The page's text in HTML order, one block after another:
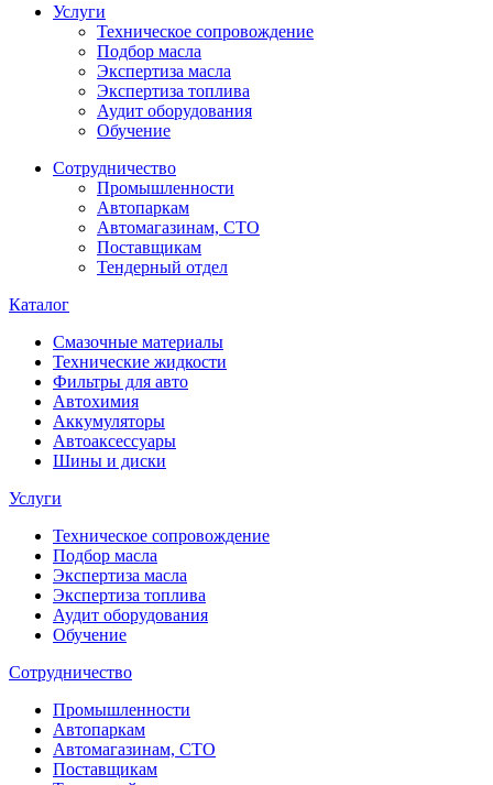
Услуги
Техническое сопровождение
Подбор масла
Экспертиза масла
Экспертиза топлива
Аудит оборудования
Обучение
Сотрудничество
Промышленности
Автопаркам
Автомагазинам, СТО
Поставщикам
Тендерный отдел
Каталог
Смазочные материалы
Технические жидкости
Фильтры для авто
Автохимия
Аккумуляторы
Автоаксессуары
Шины и диски
Услуги
Техническое сопровождение
Подбор масла
Экспертиза масла
Экспертиза топлива
Аудит оборудования
Обучение
Сотрудничество
Промышленности
Автопаркам
Автомагазинам, СТО
Поставщикам